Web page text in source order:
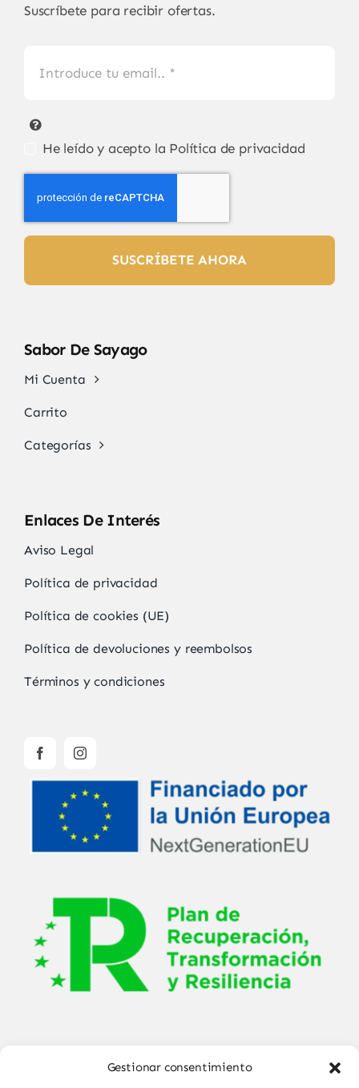
Gestionar consentimiento
Suscríbete para recibir ofertas.
He leído y acepto la Política de privacidad
SUSCRÍBETE AHORA
Sabor De Sayago
Mi Cuenta
Carrito
Categorías
Enlaces De Interés
Aviso Legal
Política de privacidad
Política de cookies (UE)
Política de devoluciones y reembolsos
Términos y condiciones